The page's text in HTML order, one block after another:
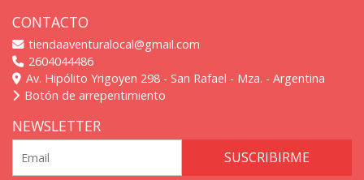
CONTACTO
tiendaaventuralocal@gmail.com
2604044486
Av. Hipólito Yrigoyen 298 - San Rafael - Mza. - Argentina
Botón de arrepentimiento
NEWSLETTER
SUSCRIBIRME